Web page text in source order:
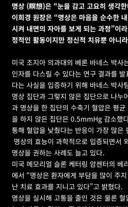
명상 (瞑想)은 “눈을 감고 고요히 생각
이희경 원장은 “명상은 마음을 순수한
시켜 내면의 자아를 보게 되는 과정”이
정적인 활동이지만 정신적 치유뿐 아니
미국 조지아 의과대의 베론 바네스 박사
인자를 다스릴 수 있다는 연구 결과를 발
다는 사실을 입증하기 위해 바네스 박사
명상 집단과 그렇지 않은 집단으로 나누
과 명상을 한 집단의 수축기 혈압은 평
을 하지 않은 집단은 0.5mmHg 감소했
통해 혈압을 낮췄다는 반응이 가장 많은
명상의 효능이 과학적으로 입증되면서
명상을 권하는 사례도 늘고 있다.
미국 메모리얼 슬론 케터링 암센터의 베
에서 “명상은 환자에게 부담을 많이 주
난 치료 효과를 지니고 있다”고 밝혔다.
명상을 실시해 고통을 줄인 것은 물론